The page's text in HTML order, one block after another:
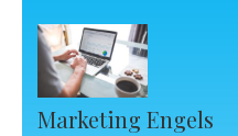
Marketing Engels